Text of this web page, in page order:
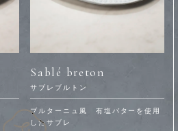
Sablé breton
サブレブルトン
ブルターニュ風 有塩バターを使用
したサブレ